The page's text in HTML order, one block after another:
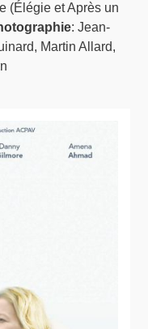
(Élégie et Après un
: Jean-
Martin Allard,